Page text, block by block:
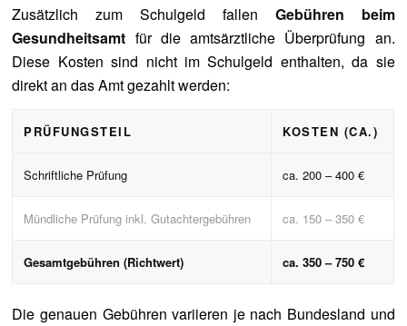
Zusätzlich zum Schulgeld fallen Gebühren beim
Gesundheitsamt für die amtsärztliche Überprüfung an.
Diese Kosten sind nicht im Schulgeld enthalten, da sie
direkt an das Amt gezahlt werden:
PRÜFUNGSTEIL KOSTEN (CA.)
Schriftliche Prüfung ca. 200 – 400 €
Mündliche Prüfung inkl. Gutachtergebühren ca. 150 – 350 €
Gesamtgebühren (Richtwert) ca. 350 – 750 €
Die genauen Gebühren variieren je nach Bundesland und